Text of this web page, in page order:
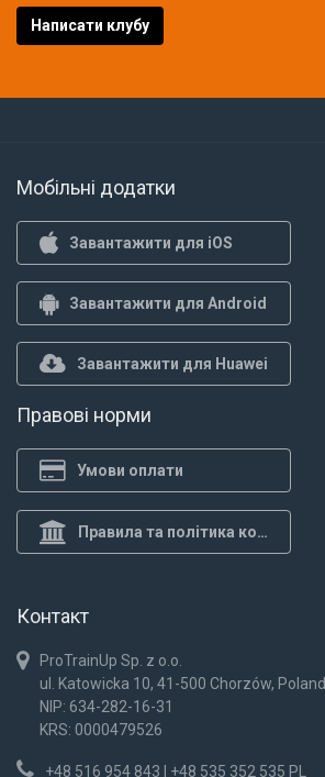
Написати клубу
Мобільні додатки
Завантажити для iOS
Завантажити для Android
Завантажити для Huawei
Правові норми
Умови оплати
Правила та політика конф.
Контакт
ProTrainUp Sp. z o.o.
ul. Katowicka 10, 41-500 Chorzów, Poland
NIP: 634-282-16-31
KRS: 0000479526
+48 516 954 843 | +48 535 352 535 PL